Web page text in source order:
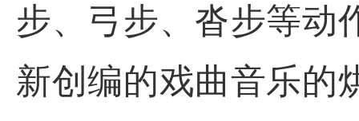
步、弓步、沓步等动
新创编的戏曲音乐的